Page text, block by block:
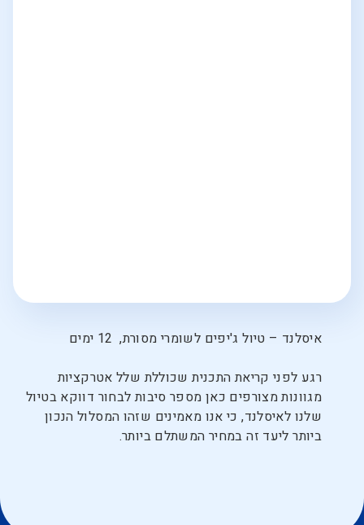
איסלנד – טיול ג'יפים לשומרי מסורת, 12 ימים
רגע לפני קריאת התכנית שכוללת שלל אטרקציות
מגוונות מצורפים כאן מספר סיבות לבחור דווקא בטיול
שלנו לאיסלנד, כי אנו מאמינים שזהו המסלול הנכון
ביותר ליעד זה במחיר המשתלם ביותר.